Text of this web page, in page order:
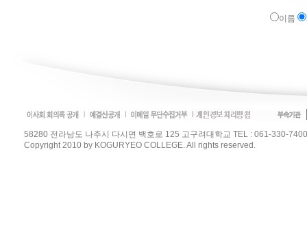
이름
58280 전라남도 나주시 다시면 백호로 125 고구려대학교 TEL : 061-330-
Copyright 2010 by KOGURYEO COLLEGE. All rights reserved.